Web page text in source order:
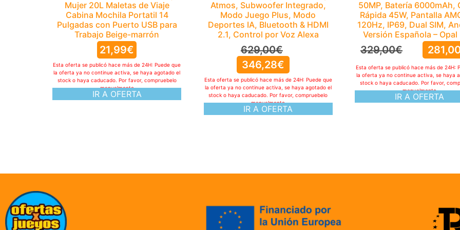
Mujer 20L Maletas de Viaje
Cabina Mochila Portatil 14
Pulgadas con Puerto USB para
Trabajo Beige-marrón
21,99€
IR A OFERTA
Esta oferta se publicó hace más de 24H: Puede que
la oferta ya no continue activa, se haya agotado el
stock o haya caducado. Por favor, compruebelo
manualmente
Atmos, Subwoofer Integrado,
Modo Juego Plus, Modo
Deportes IA, Bluetooth & HDMI
2.1, Control por Voz Alexa
629,00€
346,28€
IR A OFERTA
Esta oferta se publicó hace más de 24H: Puede que
la oferta ya no continue activa, se haya agotado el
stock o haya caducado. Por favor, compruebelo
manualmente
50MP, Batería 6000mAh,
Rápida 45W, Pantalla
120Hz, IP69, Dual SIM,
Versión Española – Opal
329,00€
IR A OFERTA
Esta oferta se publicó hace más de 24H:
la oferta ya no continue activa, se haya
stock o haya caducado. Por favor,
manualmente